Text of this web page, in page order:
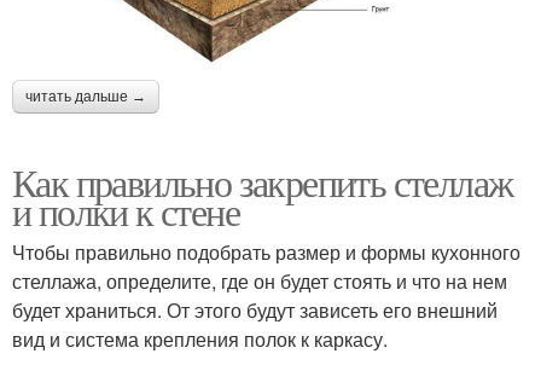
читать дальше →
Как правильно закрепить стеллаж
и полки к стене
Чтобы правильно подобрать размер и формы кухонного
стеллажа, определите, где он будет стоять и что на нем
будет храниться. От этого будут зависеть его внешний
вид и система крепления полок к каркасу.